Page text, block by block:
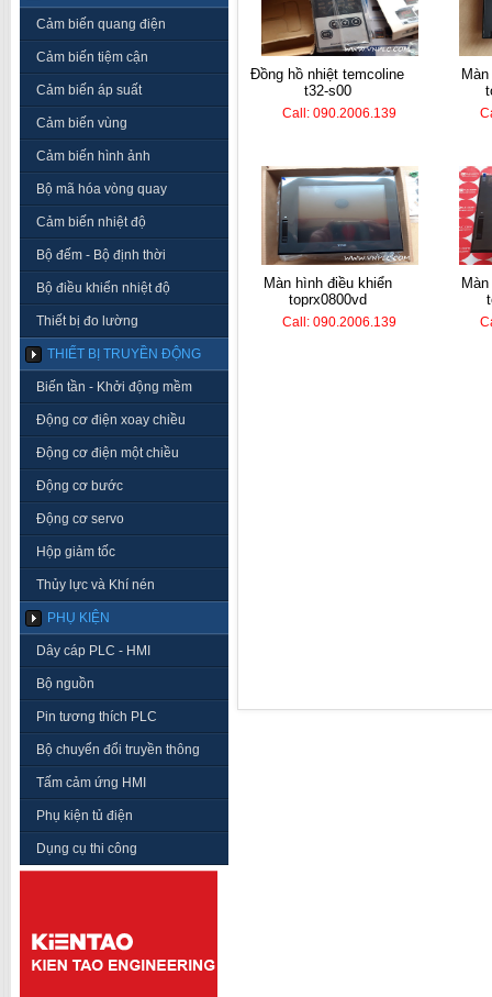
Cảm biến quang điện
Cảm biến tiệm cận
Cảm biến áp suất
Cảm biến vùng
Cảm biến hình ảnh
Bộ mã hóa vòng quay
Cảm biến nhiệt độ
Bộ đếm - Bộ định thời
Bộ điều khiển nhiệt độ
Thiết bị đo lường
THIẾT BỊ TRUYỀN ĐỘNG
Biến tần - Khởi động mềm
Động cơ điện xoay chiều
Động cơ điện một chiều
Động cơ bước
Động cơ servo
Hộp giảm tốc
Thủy lực và Khí nén
PHỤ KIỆN
Dây cáp PLC - HMI
Bộ nguồn
Pin tương thích PLC
Bộ chuyển đổi truyền thông
Tấm cảm ứng HMI
Phụ kiện tủ điện
Dụng cụ thi công
đồng hồ nhiệt temcoline
t32-s00
Call: 090.2006.139
màn hình điều khiển
màn hình điều khiển
toprx0800vd
Call: 090.2006.139
màn hình điều khiển